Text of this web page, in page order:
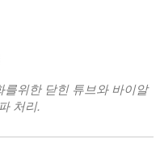
위한 닫힌 튜브와 바이알
처리.